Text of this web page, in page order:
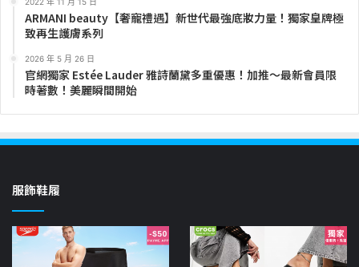
ARMANI beauty【奢寵禮遇】新世代最強底妝力量！獨家皇牌極
致再生護膚系列
2026 年 5 月 26 日
官網獨家 Estée Lauder 雅詩蘭黛多重優惠！加推～最新會員限
時著數！美麗瞬間開始
服飾鞋履